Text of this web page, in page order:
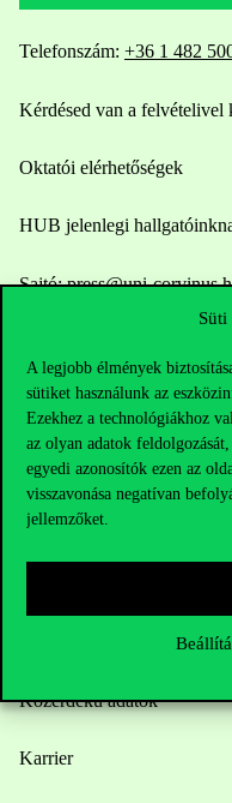
Süti
A legjobb élmények
sütiket használunk az
Ezekhez a technológiákhoz
az olyan adatok
egyedi azonosítók ezen az
visszavonása negatívan
jellemzőket.
Telefonszám: +36 1 482
Kérdésed van a felvételivel
Oktatói elérhetőségek
HUB jelenlegi
Sajtó:press@uni-
Hasznos linkek
Közérdekű adatok
Karrier